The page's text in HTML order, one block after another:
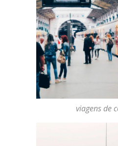
viagens de